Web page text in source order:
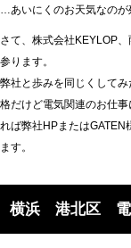
…あいにくのお天気なのが
さて、株式会社KEYLOP
参ります。
弊社と歩みを同じくして
格だけど電気関連のお仕
れば弊社HPまたはGATEN
ます。
横浜 港北区